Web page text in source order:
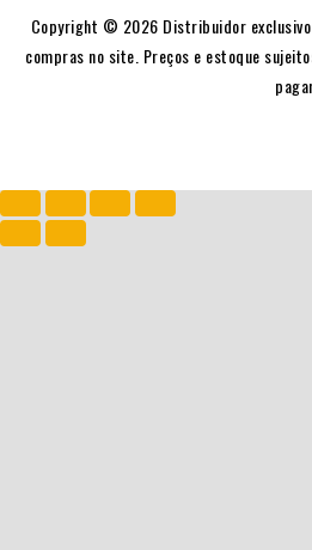
Copyright © 2026 Distribuidor exclusivo
compras no site. Preços e estoque